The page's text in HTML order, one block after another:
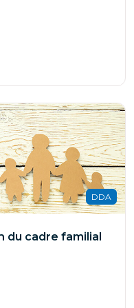
DDA
du cadre familial